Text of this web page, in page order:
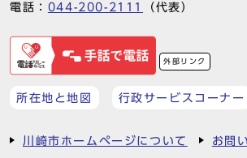
電話： 044-200-2111 （代表）
外部リンク
所在地と地図 行政サービスコーナー
川崎市ホームページについて お問